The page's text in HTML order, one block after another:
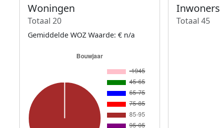
Woningen
Totaal 20
Gemiddelde WOZ Waarde: € n/a
Inwoners
Totaal 45